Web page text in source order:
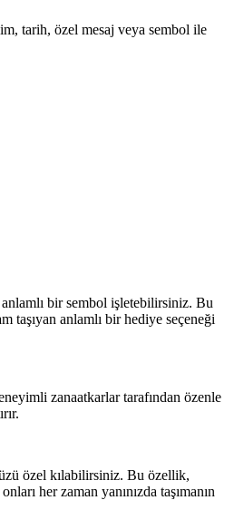
tarih, özel mesaj veya sembol ile
bir sembol işletebilirsiniz. Bu
anlamlı bir hediye seçeneği
zanaatkarlar tarafından özenle
özel kılabilirsiniz. Bu özellik,
her zaman yanınızda taşımanın